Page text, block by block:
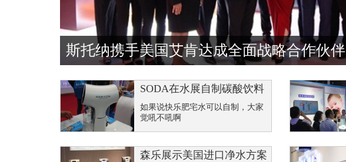
斯托纳携手美国艾肯达成全面战略合作伙伴
SODA在水展自制碳酸饮料
如果说快乐肥宅水可以自制，大家
觉吼不吼啊
森乐展示美国进口净水方案